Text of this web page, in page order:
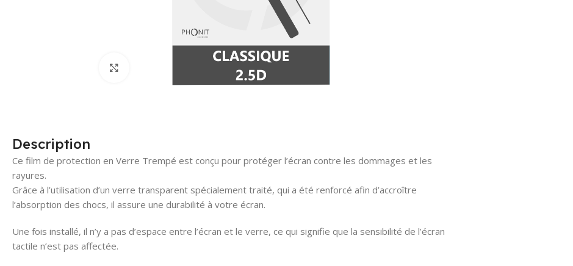
Description
Ce film de protection en Verre Trempé est conçu pour protéger l’écran contre les dommages et les
rayures.
Grâce à l’utilisation d’un verre transparent spécialement traité, qui a été renforcé afin d’accroître
l’absorption des chocs, il assure une durabilité à votre écran.
Une fois installé, il n’y a pas d’espace entre l’écran et le verre, ce qui signifie que la sensibilité de l’écran
tactile n’est pas affectée.